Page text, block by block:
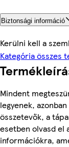
Biztonsági információ
Kerülni kell a
Kategória összes
Mindent
legyenek,
összetevők, a
esetben olvasd el
információkra,